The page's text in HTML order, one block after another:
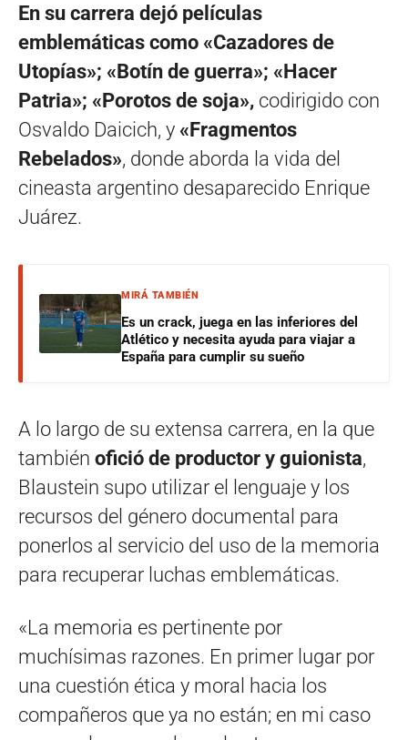
En su carrera dejó películas
emblemáticas como «Cazadores de
Utopías»; «Botín de guerra»; «Hacer
Patria»; «Porotos de soja», codirigido con
Osvaldo Daicich, y «Fragmentos
Rebelados», donde aborda la vida del
cineasta argentino desaparecido Enrique
Juárez.
MIRÁ TAMBIÉN
Es un crack, juega en las inferiores del
Atlético y necesita ayuda para viajar a
España para cumplir su sueño
A lo largo de su extensa carrera, en la que
también ofició de productor y guionista,
Blaustein supo utilizar el lenguaje y los
recursos del género documental para
ponerlos al servicio del uso de la memoria
para recuperar luchas emblemáticas.
«La memoria es pertinente por
muchísimas razones. En primer lugar por
una cuestión ética y moral hacia los
compañeros que ya no están; en mi caso